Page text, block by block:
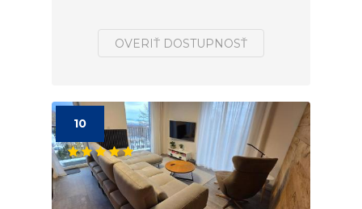
OVERIŤ DOSTUPNOSŤ
10